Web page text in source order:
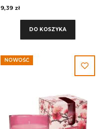
9,39 zł
DO KOSZYKA
NOWOŚĆ